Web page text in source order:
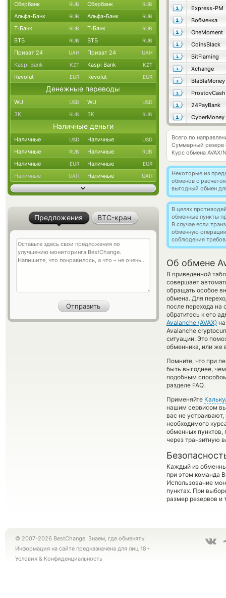
Express-PM
Вобменка
OneMoment
CoinsBlack
BitFlaming
Xchange
BlaBlaMoney
ProstovCash
24PayBank
CyberMoney
Всего по
Суммарный резерв
Курс обмена AVAX/
Некоторые из
обменов с
выгодный обмен
В целях
обменные пункты
В случае если
обменную
соблюдения
Об обмене
В приведенной
совершает
обращать особое
обмена. Для
после перехода на
обратитесь к его
Avalanche (AVAX)
Avalanche
ситуации. Это
обменника, или же
Помните, что при
быть выгоднее,
подобным
разделе FAQ.
Применяйте
нашим сервисом
вас не
необходимого
обменных
через транзитную
Каждый из
при этом команда
Использование
пунктах. При
размер резервов и
Сбербанк RUB Сбербанк RUB
Альфа-Банк RUB Альфа-Банк RUB
Т-Банк RUB Т-Банк RUB
ВТБ RUB ВТБ RUB
Приват 24 UAH Приват 24 UAH
Kaspi Bank KZT Kaspi Bank KZT
Revolut EUR Revolut EUR
Денежные переводы
WU USD WU USD
ЗК RUB ЗК RUB
Наличные деньги
Наличные USD Наличные USD
Наличные RUB Наличные RUB
Наличные EUR Наличные EUR
Наличные UAH Наличные UAH
Предложения BTC-кран
© 2007-2026 BestChange. Знаем, где обменять!
Информация на сайте предназначена для лиц 18+
Условия & Конфиденциальность